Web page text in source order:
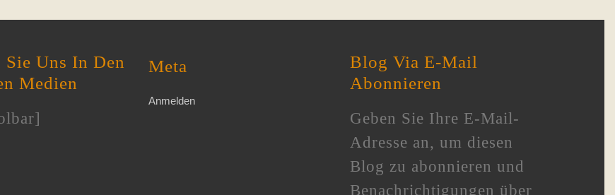
Sie Uns In Den
Medien
Meta
Anmelden
Blog Via E-Mail
Abonnieren
Geben Sie Ihre E-Mail-
Adresse an, um diesen
Blog zu abonnieren und
Benachrichtigungen über